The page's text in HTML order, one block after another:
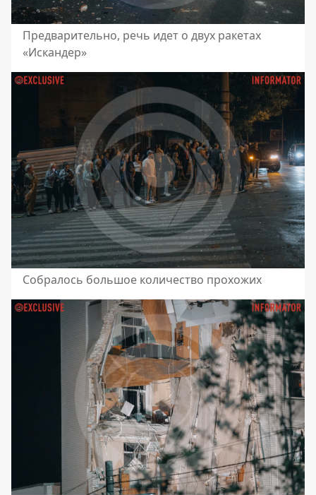
Предварительно, речь идет о двух ракетах
«Искандер»
Собралось большое количество прохожих